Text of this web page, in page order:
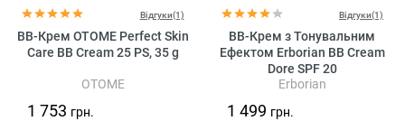
Відгуки(1)
ВВ-Крем OTOME Perfect Skin
Care BB Cream 25 PS, 35 g
OTOME
1 753 грн.
Відгуки(1)
BB-Крем з Тонувальним
Ефектом Erborian BB Cream
Dore SPF 20
Erborian
1 499 грн.